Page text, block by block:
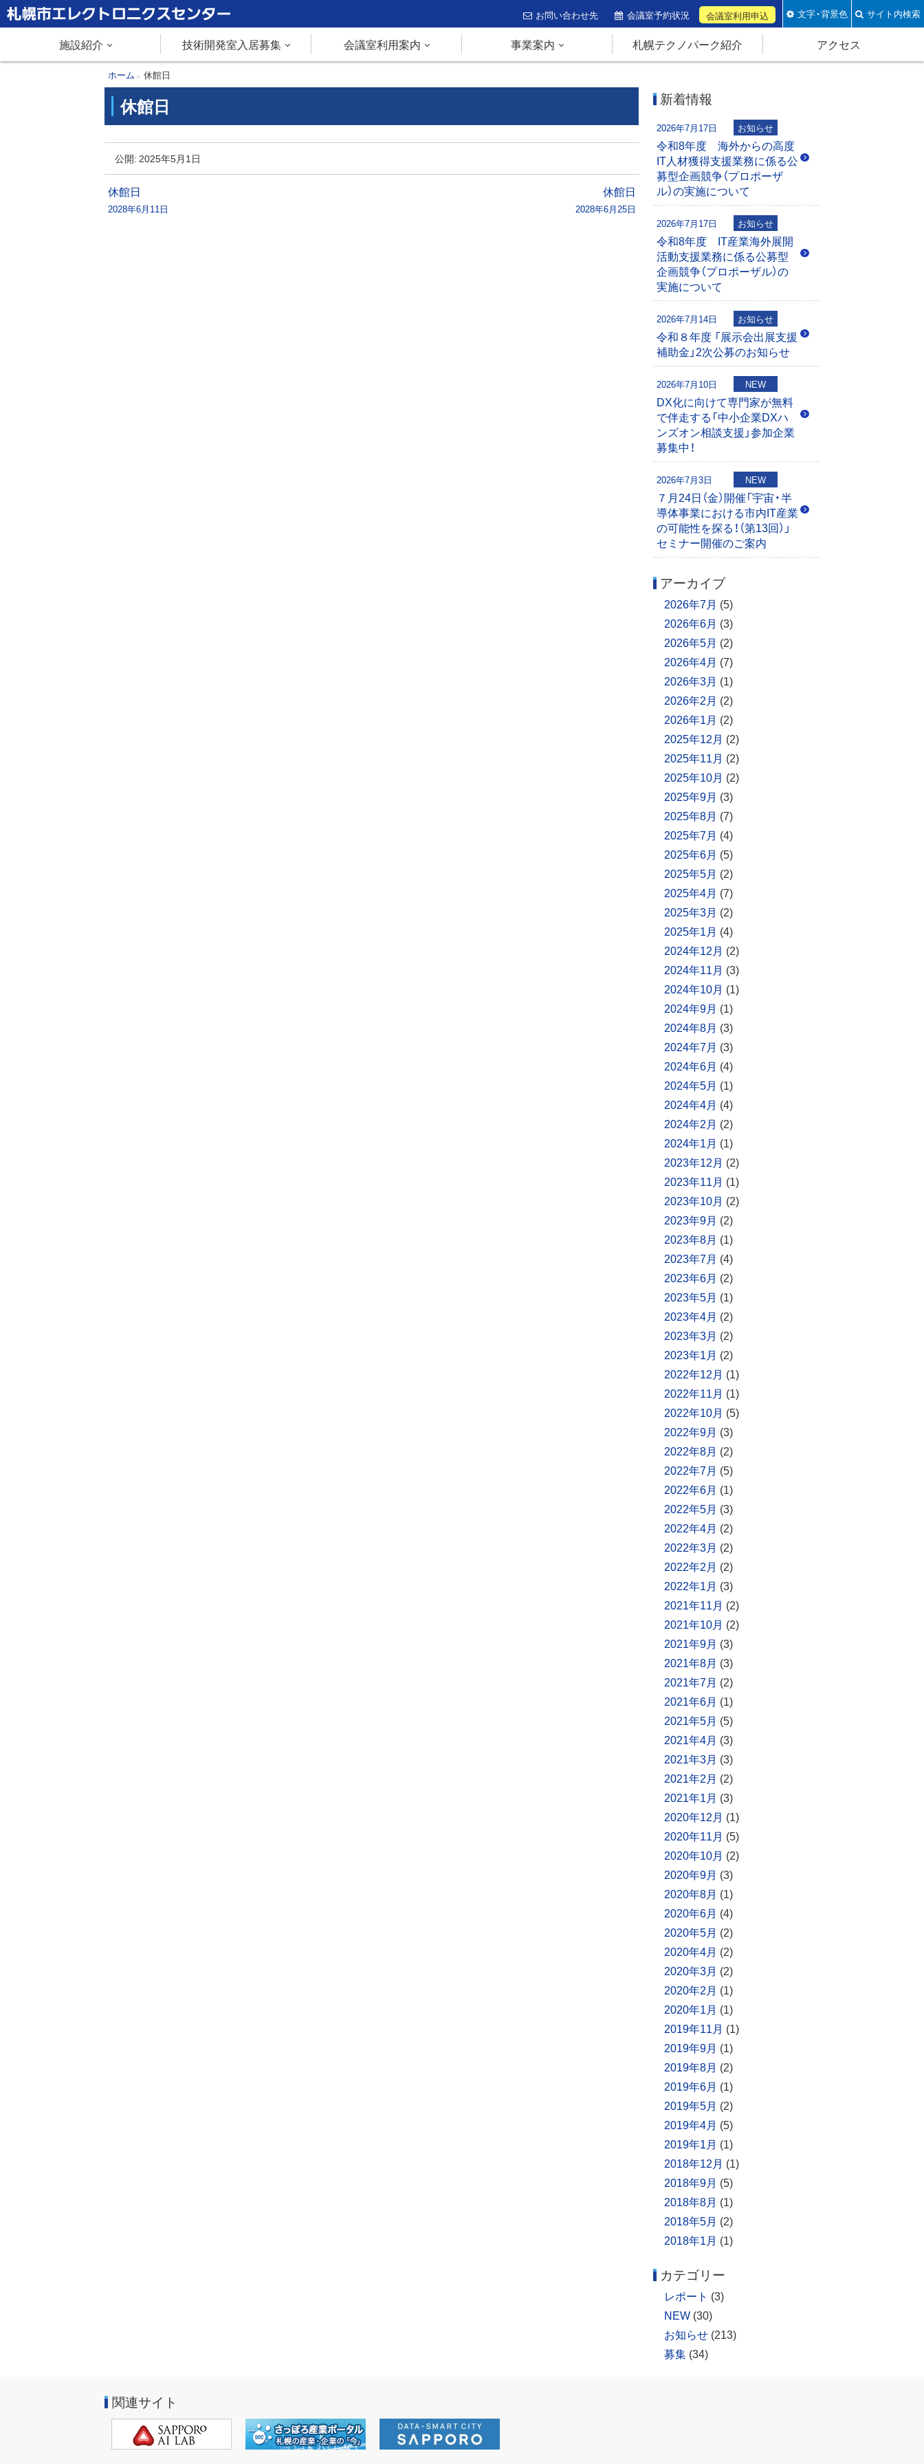
本
文
メ
札幌市エレクトロニクスセンター
お問い合わせ先 会議室予約状況 会議室利用申込 文字・背景色 サイト内検索
施設紹介 技術開発室入居募集 会議室利用案内 事業案内 札幌テクノパーク紹介 アクセス
現
在
置
の
層
ホーム 休館日
休館日
休
館
日
公開:2025年5月1日
投
休館日
2028年6月11日
休館日
2028年6月25日
新着情報
2026年7月17日 お知らせ
令和8年度 海外からの高度
IT人材獲得支援業務に係る公
募型企画競争（プロポーザ
ル）の実施について
2026年7月17日 お知らせ
令和8年度 IT産業海外展開
活動支援業務に係る公募型
企画競争（プロポーザル）の
実施について
2026年7月14日 お知らせ
令和８年度 「展示会出展支援
補助金」2次公募のお知らせ
2026年7月10日 NEW
DX化に向けて専門家が無料
で伴走する「中小企業DXハ
ンズオン相談支援」参加企業
募集中！
2026年7月3日 NEW
７月24日（金）開催「宇宙・半
導体事業における市内IT産業
の可能性を探る！（第13回）」
セミナー開催のご案内
アーカイブ
2026年7月 (5)
2026年6月 (3)
2026年5月 (2)
2026年4月 (7)
2026年3月 (1)
2026年2月 (2)
2026年1月 (2)
2025年12月 (2)
2025年11月 (2)
2025年10月 (2)
2025年9月 (3)
2025年8月 (7)
2025年7月 (4)
2025年6月 (5)
2025年5月 (2)
2025年4月 (7)
2025年3月 (2)
2025年1月 (4)
2024年12月 (2)
2024年11月 (3)
2024年10月 (1)
2024年9月 (1)
2024年8月 (3)
2024年7月 (3)
2024年6月 (4)
2024年5月 (1)
2024年4月 (4)
2024年2月 (2)
2024年1月 (1)
2023年12月 (2)
2023年11月 (1)
2023年10月 (2)
2023年9月 (2)
2023年8月 (1)
2023年7月 (4)
2023年6月 (2)
2023年5月 (1)
2023年4月 (2)
2023年3月 (2)
2023年1月 (2)
2022年12月 (1)
2022年11月 (1)
2022年10月 (5)
2022年9月 (3)
2022年8月 (2)
2022年7月 (5)
2022年6月 (1)
2022年5月 (3)
2022年4月 (2)
2022年3月 (2)
2022年2月 (2)
2022年1月 (3)
2021年11月 (2)
2021年10月 (2)
2021年9月 (3)
2021年8月 (3)
2021年7月 (2)
2021年6月 (1)
2021年5月 (5)
2021年4月 (3)
2021年3月 (3)
2021年2月 (2)
2021年1月 (3)
2020年12月 (1)
2020年11月 (5)
2020年10月 (2)
2020年9月 (3)
2020年8月 (1)
2020年6月 (4)
2020年5月 (2)
2020年4月 (2)
2020年3月 (2)
2020年2月 (1)
2020年1月 (1)
2019年11月 (1)
2019年9月 (1)
2019年8月 (2)
2019年6月 (1)
2019年5月 (2)
2019年4月 (5)
2019年1月 (1)
2018年12月 (1)
2018年9月 (5)
2018年8月 (1)
2018年5月 (2)
2018年1月 (1)
カテゴリー
レポート (3)
NEW(30)
お知らせ(213)
募集(34)
関連サイト